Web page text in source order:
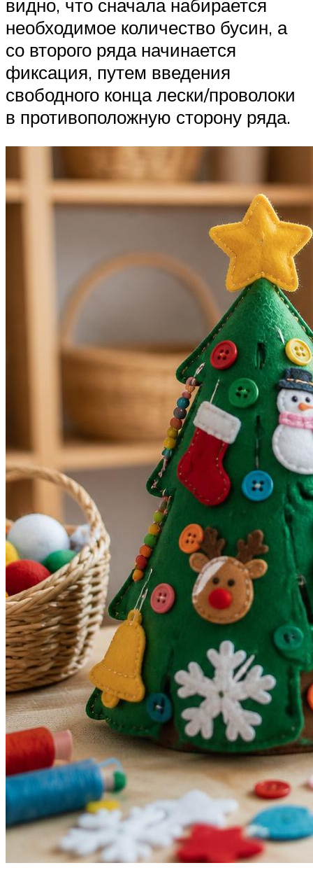
видно, что сначала набирается
необходимое количество бусин, а
со второго ряда начинается
фиксация, путем введения
свободного конца лески/проволоки
в противоположную сторону ряда.